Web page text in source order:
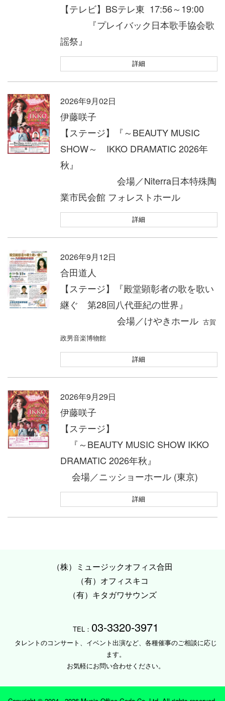
【テレビ】BSテレ東 17:56～19:00
『プレイバック日本歌手協会歌
謡祭』
詳細
2026年9月02日
伊藤咲子
【ステージ】『～BEAUTY MUSIC
SHOW～ IKKO DRAMATIC 2026年
秋』
会場／Niterra日本特殊陶
業市民会館 フォレストホール
詳細
2026年9月12日
合田道人
【ステージ】『殿堂顕彰者の歌を歌い
継ぐ 第28回八代亜紀の世界』
会場／けやきホール 古賀
政男音楽博物館
詳細
2026年9月29日
伊藤咲子
【ステージ】
『～BEAUTY MUSIC SHOW IKKO
DRAMATIC 2026年秋』
会場／ニッショーホール (東京)
詳細
（株）ミュージックオフィス合田
（有）オフィスキコ
（有）キタガワサウンズ
TEL： 03-3320-3971
タレントのコンサート、イベント出演など、各種催事のご相談に応じ
ます。
お気軽にお問い合わせください。